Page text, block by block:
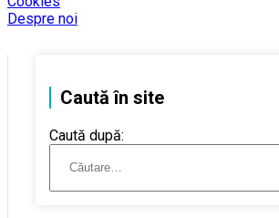
Despre noi
Caută în site
Caută după: